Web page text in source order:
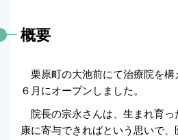
概要
栗原町の大池前にて治療院を構
６月にオープンしました。
院長の宗永さんは、生まれ育っ
康に寄与できればという思いで